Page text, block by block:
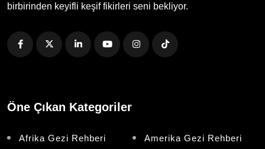
birbirinden keyifli keşif fikirleri seni bekliyor.
Öne Çıkan Kategoriler
Afrika Gezi Rehberi Amerika Gezi Rehberi